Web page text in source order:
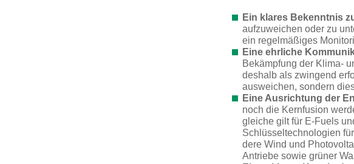
Ein klares Bekenntnis
aufzuweichen oder zu
ein regelmäßiges
Eine ehrliche
Bekämpfung der Klima-
deshalb als zwingend
ausweichen, sondern
Eine Ausrichtung der
noch die Kernfusion
gleiche gilt für E-Fuels
Schlüsseltechnologien
dere Wind und
Antriebe sowie grüner